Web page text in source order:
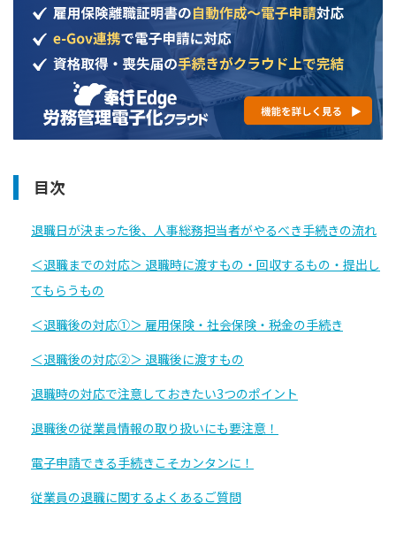
目次
退職日が決まった後、人事総務担当者がやるべき手続きの流れ
＜退職までの対応＞ 退職時に渡すもの・回収するもの・提出し
てもらうもの
＜退職後の対応①＞ 雇用保険・社会保険・税金の手続き
＜退職後の対応②＞ 退職後に渡すもの
退職時の対応で注意しておきたい3つのポイント
退職後の従業員情報の取り扱いにも要注意！
電子申請できる手続きこそカンタンに！
従業員の退職に関するよくあるご質問